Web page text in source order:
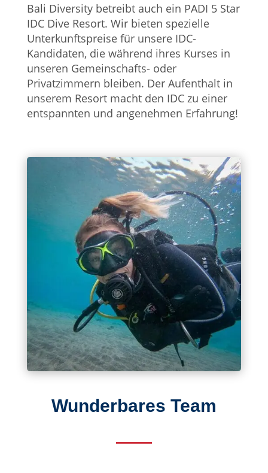
Bali Diversity betreibt auch ein PADI 5 Star
IDC Dive Resort. Wir bieten spezielle
Unterkunftspreise für unsere IDC-
Kandidaten, die während ihres Kurses in
unseren Gemeinschafts- oder
Privatzimmern bleiben. Der Aufenthalt in
unserem Resort macht den IDC zu einer
entspannten und angenehmen Erfahrung!
Wunderbares Team